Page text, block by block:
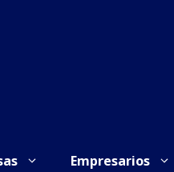
Empresarios